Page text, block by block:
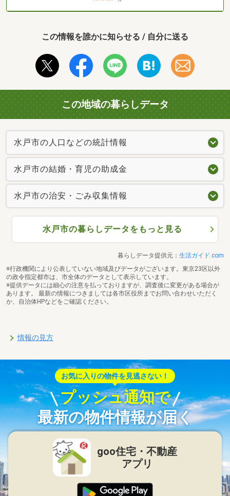
この情報を誰かに知らせる / 自分に送る
この地域の暮らしデータ
水戸市の人口などの統計情報
水戸市の結婚・育児の助成金
水戸市の治安・ごみ収集情報
水戸市の暮らしデータをもっと見る
暮らしデータ提供元： 生活ガイド.com
※行政機関により公表していない地域及びデータがございます。東京23区以外
の政令指定都市は、市全体のデータとして表示しています。
※提供データには細心の注意を払っておりますが、調査後に変更がある場合が
あります。 最新の情報につきましては各市区役所までお問い合わせいただく
か、自治体HPなどをご確認ください。
情報の見方
お気に入りの物件を見逃さない！
プッシュ通知で
最新の物件情報が届く
goo住宅・不動産
アプリ